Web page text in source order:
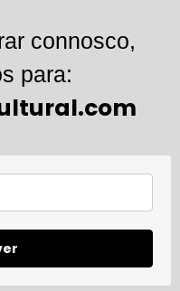
connosco,
para: